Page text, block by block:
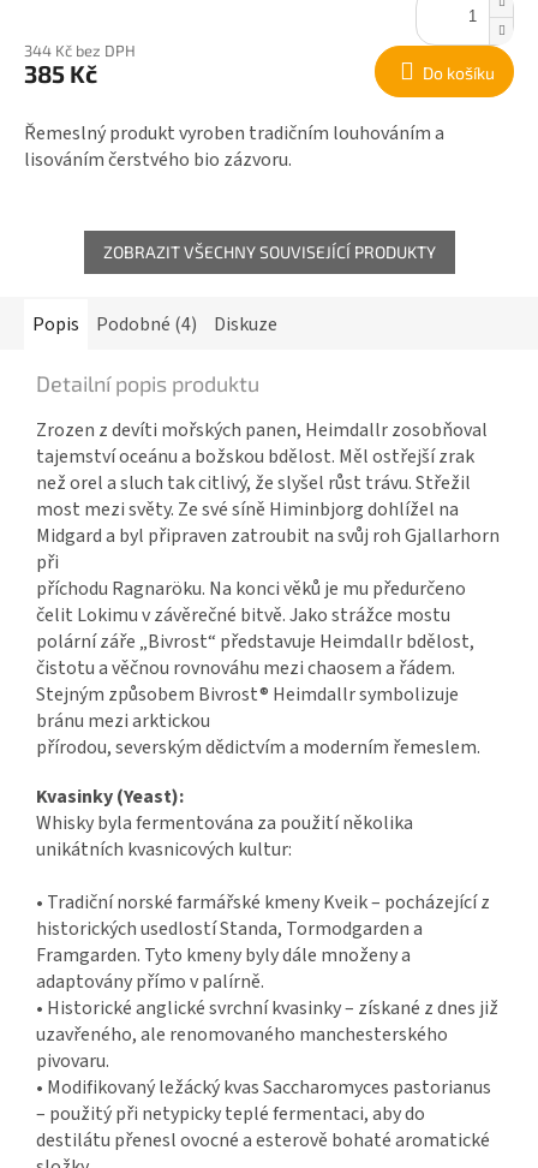
344 Kč bez DPH
385 Kč Do košíku
Řemeslný produkt vyroben tradičním louhováním a
lisováním čerstvého bio zázvoru.
ZOBRAZIT VŠECHNY SOUVISEJÍCÍ PRODUKTY
Popis Podobné (4) Diskuze
Detailní popis produktu
Zrozen z devíti mořských panen, Heimdallr zosobňoval
tajemství oceánu a božskou bdělost. Měl ostřejší zrak
než orel a sluch tak citlivý, že slyšel růst trávu. Střežil
most mezi světy. Ze své síně Himinbjorg dohlížel na
Midgard a byl připraven zatroubit na svůj roh Gjallarhorn
při
příchodu Ragnaröku. Na konci věků je mu předurčeno
čelit Lokimu v závěrečné bitvě. Jako strážce mostu
polární záře „Bivrost“ představuje Heimdallr bdělost,
čistotu a věčnou rovnováhu mezi chaosem a řádem.
Stejným způsobem Bivrost® Heimdallr symbolizuje
bránu mezi arktickou
přírodou, severským dědictvím a moderním řemeslem.
Kvasinky (Yeast):
Whisky byla fermentována za použití několika
unikátních kvasnicových kultur:
• Tradiční norské farmářské kmeny Kveik – pocházející z
historických usedlostí Standa, Tormodgarden a
Framgarden. Tyto kmeny byly dále množeny a
adaptovány přímo v palírně.
• Historické anglické svrchní kvasinky – získané z dnes již
uzavřeného, ale renomovaného manchesterského
pivovaru.
• Modifikovaný ležácký kvas Saccharomyces pastorianus
– použitý při netypicky teplé fermentaci, aby do
destilátu přenesl ovocné a esterově bohaté aromatické